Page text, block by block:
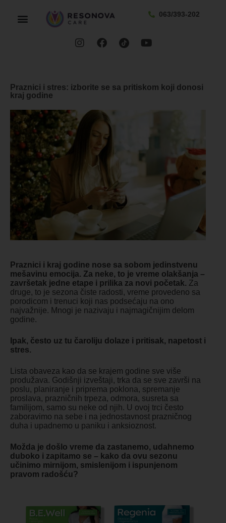
063/393-202
Praznici i stres: izborite se sa pritiskom koji donosi
kraj godine
Praznici i kraj godine nose sa sobom jedinstvenu
mešavinu emocija. Za neke, to je vreme olakšanja –
završetak jedne etape i prilika za novi početak. Za
druge, to je sezona čiste radosti, vreme provedeno sa
porodicom i trenuci koji nas podsećaju na ono
najvažnije. Mnogi je nazivaju i najmagičnijim delom
godine.
Ipak, često uz tu čaroliju dolaze i pritisak, napetost i
stres.
Lista obaveza kao da se krajem godine sve više
produžava. Godišnji izveštaji, trka da se sve završi na
poslu, planiranje i priprema poklona, spremanje
proslava, prazničnih trpeza, odmora, susreta sa
familijom, samo su neke od njih. U ovoj trci često
zaboravimo na sebe i na jednostavnost prazničnog
duha i upadnemo u paniku i anksioznost.
Možda je došlo vreme da zastanemo, udahnemo
duboko i zapitamo se – kako da ovu sezonu
učinimo mirnijom, smislenijom i ispunjenom
pravom radošću?